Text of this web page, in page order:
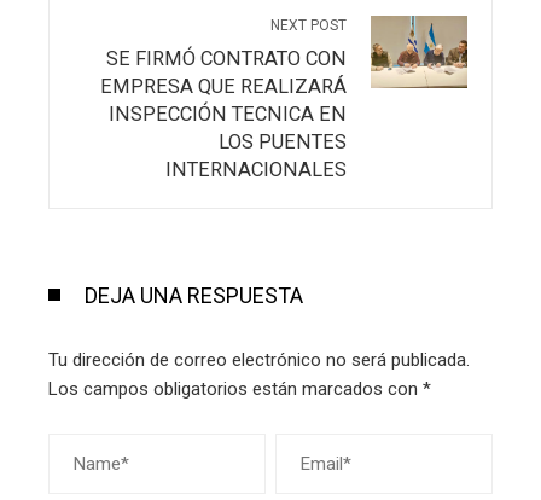
NEXT POST
SE FIRMÓ CONTRATO CON
EMPRESA QUE REALIZARÁ
INSPECCIÓN TECNICA EN
LOS PUENTES
INTERNACIONALES
DEJA UNA RESPUESTA
Tu dirección de correo electrónico no será publicada.
Los campos obligatorios están marcados con *